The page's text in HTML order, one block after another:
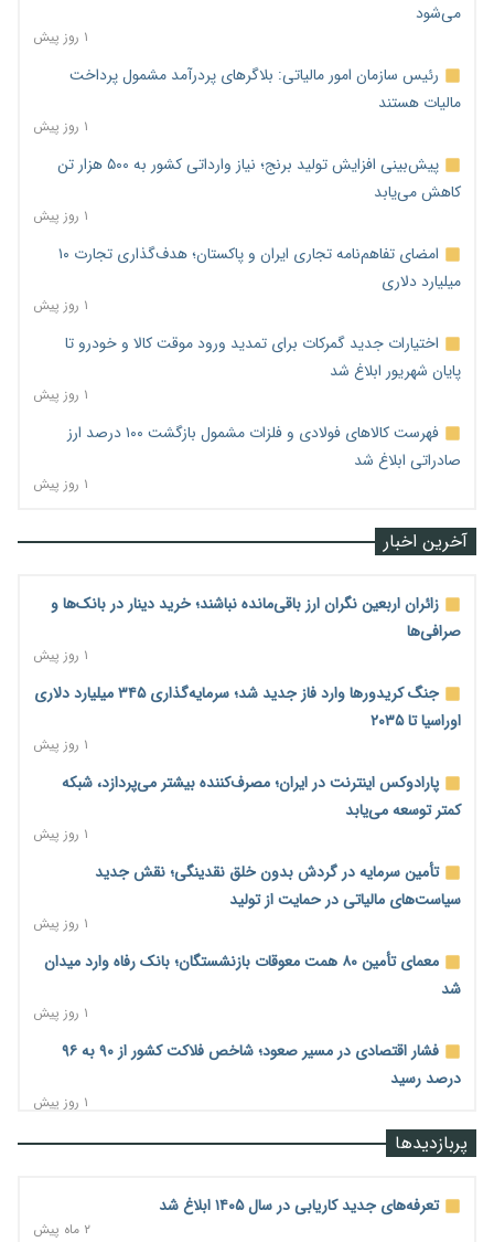
می‌شود
۱ روز پیش
رئیس سازمان امور مالیاتی: بلاگرهای پردرآمد مشمول پرداخت
مالیات هستند
۱ روز پیش
پیش‌بینی افزایش تولید برنج؛ نیاز وارداتی کشور به ۵۰۰ هزار تن
کاهش می‌یابد
۱ روز پیش
امضای تفاهم‌نامه تجاری ایران و پاکستان؛ هدف‌گذاری تجارت ۱۰
میلیارد دلاری
۱ روز پیش
اختیارات جدید گمرکات برای تمدید ورود موقت کالا و خودرو تا
پایان شهریور ابلاغ شد
۱ روز پیش
فهرست کالاهای فولادی و فلزات مشمول بازگشت ۱۰۰ درصد ارز
صادراتی ابلاغ شد
۱ روز پیش
آخرین اخبار
زائران اربعین نگران ارز باقی‌مانده نباشند؛ خرید دینار در بانک‌ها و
صرافی‌ها
۱ روز پیش
جنگ کریدورها وارد فاز جدید شد؛ سرمایه‌گذاری ۳۴۵ میلیارد دلاری
اوراسیا تا ۲۰۳۵
۱ روز پیش
پارادوکس اینترنت در ایران؛ مصرف‌کننده بیشتر می‌پردازد، شبکه
کمتر توسعه می‌یابد
۱ روز پیش
تأمین سرمایه در گردش بدون خلق نقدینگی؛ نقش جدید
سیاست‌های مالیاتی در حمایت از تولید
۱ روز پیش
معمای تأمین ۸۰ همت معوقات بازنشستگان؛ بانک رفاه وارد میدان
شد
۱ روز پیش
فشار اقتصادی در مسیر صعود؛ شاخص فلاکت کشور از ۹۰ به ۹۶
درصد رسید
۱ روز پیش
رشد ۷۵ هزار میلیاردی بازار خرید اعتباری؛ فین‌تک‌ها وارد میدان پربازدیدها
تعرفه‌های جدید کاریابی در سال ۱۴۰۵ ابلاغ شد
۲ ماه پیش